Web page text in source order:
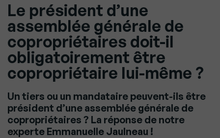
Le président d’une
assemblée générale de
copropriétaires doit-il
obligatoirement être
copropriétaire lui-même ?
Un tiers ou un mandataire peuvent-ils être
président d’une assemblée générale de
copropriétaires ? La réponse de notre
experte Emmanuelle Jaulneau !